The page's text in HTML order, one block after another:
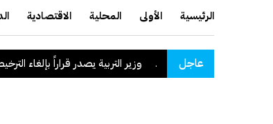
الرئيسية الأولى المحلية الاقتصادية
عاجل وزير التربية يصدر قراراً بإلغاء الترخيص